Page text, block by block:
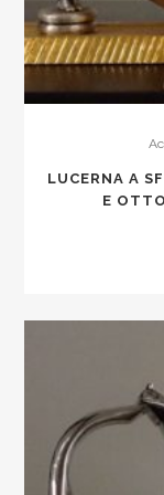
LUCERNA A
E